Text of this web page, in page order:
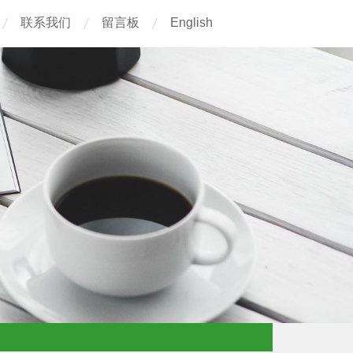
联系我们 留言板 English